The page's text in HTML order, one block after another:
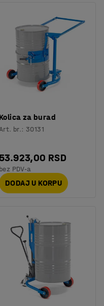
Kolica za burad
br.:30131
53.923,00 RSD
bez PDV-a
DODAJ U KORPU